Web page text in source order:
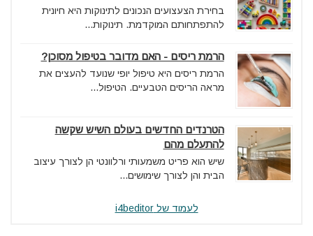
בחירת הצעצועים הנכונים לתינוקות היא חיונית
להתפתחותם המוקדמת. תינוקות...
הרמת ריסים - האם מדובר בטיפול מסוכן?
הרמת ריסים היא טיפול יופי שנועד להעצים את
מראה הריסים הטבעיים. הטיפול...
הטרנדים החדשים בעולם השיש שקשה
להתעלם מהם
שיש הוא פריט משמעותי ורלוונטי הן לצורך עיצוב
הבית והן לצורך שימושים...
לעמוד של i4beditor